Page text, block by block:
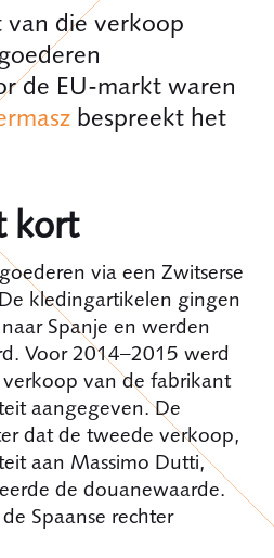
die verkoop
de EU-markt waren
bespreekt het
kort
via een Zwitserse
kledingartikelen gingen
Spanje en werden
Voor 2014–2015 werd
van de fabrikant
aangegeven. De
dat de tweede verkoop,
aan Massimo Dutti,
de douanewaarde.
Spaanse rechter